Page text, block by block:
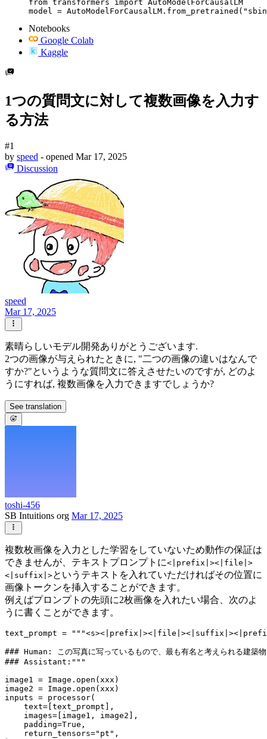
from transformers import AutoModelForCausalLM
model =
Notebooks
Google Colab
Kaggle
1つの質問文に対して複数画像を入力す
る方法
#1
by speed - opened Mar 17, 2025
Discussion
speed
Mar 17, 2025
素晴らしいモデル開発ありがとうございます.
2つの画像が与えられたときに, "二つの画像の違いはなんで
すか?"というような質問文に答えさせたいのですが, どのよ
うにすれば, 複数画像を入力できますでしょうか?
See translation
toshi-456
SB Intuitions org Mar 17, 2025
複数枚画像を入力とした学習をしていないため動作の保証は
できませんが、テキストプロンプトに<|prefix|><|file|>
<|suffix|>というテキストを入れていただければその位置に
画像トークンを挿入することができます。
例えばプロンプトの先頭に2枚画像を入れたい場合、次のよ
うに書くことができます。
text_prompt =
### Human: この写真に写っているもので、最も有名と考えられる建築
### Assistant:"""
image1 = Image. open (xxx)
image2 = Image. open (xxx)
inputs = processor(
    text=[text_prompt],
    images=[image1, image2],
    padding=
True ,
    return_tensors=
"pt" ,